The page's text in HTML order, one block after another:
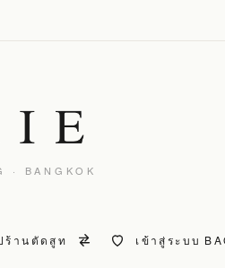
· BANGKOK
ร้านตัดสูท เข้าสู่ระบบ